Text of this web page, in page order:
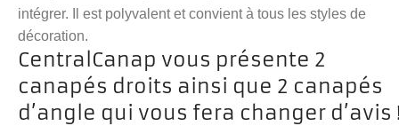
intégrer. Il est polyvalent et convient à tous les styles de
décoration.
CentralCanap vous présente 2
canapés droits ainsi que 2 canapés
d’angle qui vous fera changer d’avis